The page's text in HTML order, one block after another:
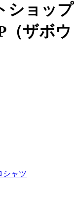
ショップ
（ザボウ
シャツ